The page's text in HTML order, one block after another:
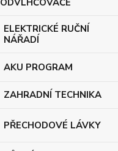
ELEKTRICKÉ RUČNÍ
NÁŘADÍ
AKU PROGRAM
ZAHRADNÍ TECHNIKA
PŘECHODOVÉ LÁVKY